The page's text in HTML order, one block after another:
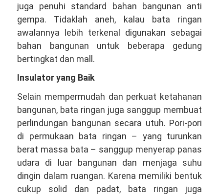
juga penuhi standard bahan bangunan anti
gempa. Tidaklah aneh, kalau bata ringan
awalannya lebih terkenal digunakan sebagai
bahan bangunan untuk beberapa gedung
bertingkat dan mall.
Insulator yang Baik
Selain mempermudah dan perkuat ketahanan
bangunan, bata ringan juga sanggup membuat
perlindungan bangunan secara utuh. Pori-pori
di permukaan bata ringan – yang turunkan
berat massa bata – sanggup menyerap panas
udara di luar bangunan dan menjaga suhu
dingin dalam ruangan. Karena memiliki bentuk
cukup solid dan padat, bata ringan juga